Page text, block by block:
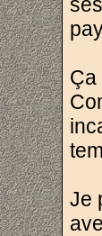
Ça
Je